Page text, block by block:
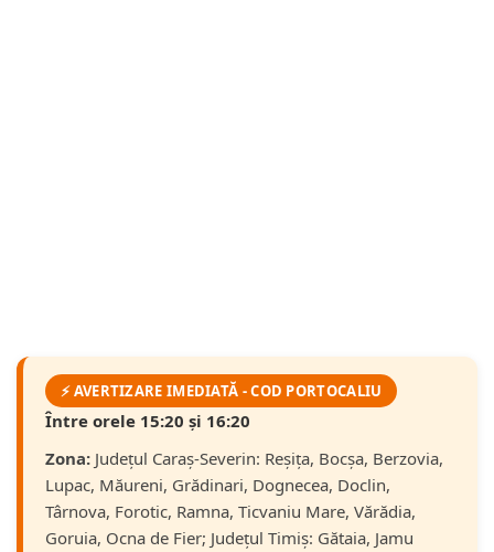
⚡ AVERTIZARE IMEDIATĂ - COD PORTOCALIU
Între orele 15:20 și 16:20
Zona: Județul Caraş-Severin: Reșița, Bocșa, Berzovia,
Lupac, Măureni, Grădinari, Dognecea, Doclin,
Târnova, Forotic, Ramna, Ticvaniu Mare, Vărădia,
Goruia, Ocna de Fier; Județul Timiş: Gătaia, Jamu